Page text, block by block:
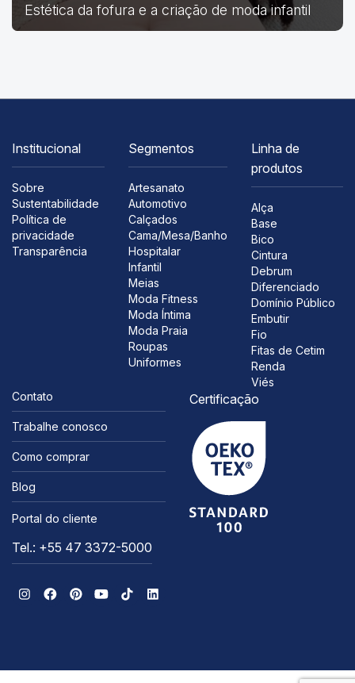
Estética da fofura e a criação de moda infantil
Institucional
Sobre
Sustentabilidade
Política de
privacidade
Transparência
Segmentos
Artesanato
Automotivo
Calçados
Cama/Mesa/Banho
Hospitalar
Infantil
Meias
Moda Fitness
Moda Íntima
Moda Praia
Roupas
Uniformes
Linha de
produtos
Alça
Base
Bico
Cintura
Debrum
Diferenciado
Domínio Público
Embutir
Fio
Fitas de Cetim
Renda
Viés
Contato
Trabalhe conosco
Como comprar
Blog
Portal do cliente
Tel.: +55 47 3372-5000
Certificação